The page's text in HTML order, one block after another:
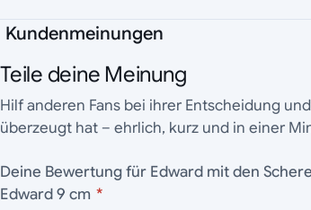
Kundenmeinungen
Teile deine Meinung
Hilf anderen Fans bei ihrer Entscheidung
überzeugt hat – ehrlich, kurz und in einer
Deine Bewertung für Edward mit den
Edward 9 cm *